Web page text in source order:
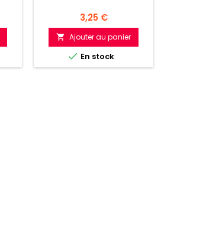
Prix
3,25 €
 Ajouter au panier
 En stock